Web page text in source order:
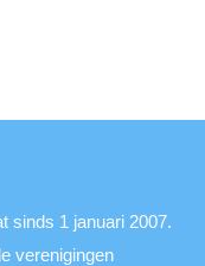
sinds 1 januari 2007.
verenigingen